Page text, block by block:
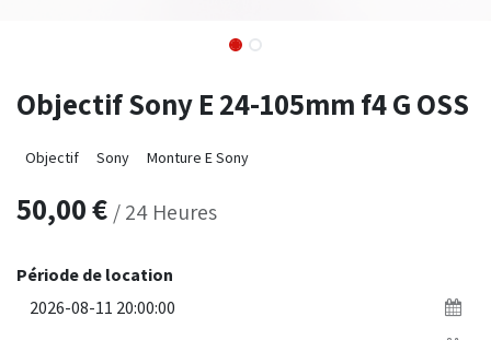
Objectif Sony E 24-105mm f4 G OSS
Objectif Sony Monture E Sony
50,00€ /24 Heures
Période de location